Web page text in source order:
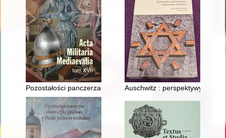
Pozostałości panczerza kolczego z siedziby rycerskiej w
Auschwitz : perspektywy